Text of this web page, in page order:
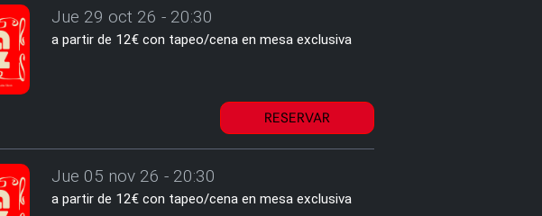
Jue 29 oct 26 - 20:30
a partir de 12€ con tapeo/cena en mesa exclusiva
RESERVAR
Jue 05 nov 26 - 20:30
a partir de 12€ con tapeo/cena en mesa exclusiva